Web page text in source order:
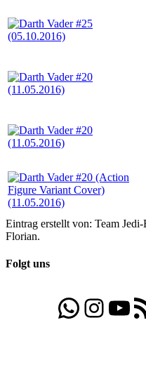
Eintrag erstellt von: Team
Florian.
Folgt uns
Folgt uns auf
Besucht unseren